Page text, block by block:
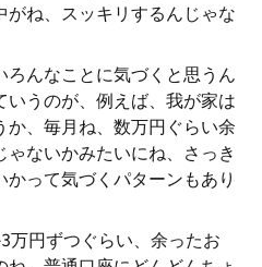
がね、スッキリするんじゃな
ろんなことに気づくと思うん
いうのが、例えば、我が家は
、毎月ね、数万円ぐらい余
ゃないかみたいにね、さっき
って気づくパターンもあり
万円ずつぐらい、余ったお